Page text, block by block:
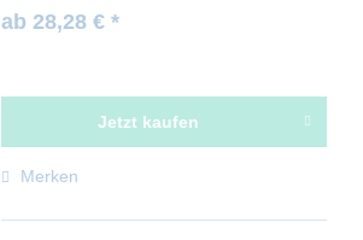
ab 28,28 € *
Jetzt kaufen
Merken